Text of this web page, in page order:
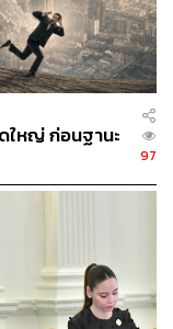
พาณิชย์เร่งอัปเดต
น 2569 ลงบน
นข้อมูลยังหยุดอยู่
าคส่วนต่างๆ
ายการ รวมถึง
ะทรวงมิได้หยิบยก
ยตรวจสอบข้อมูล
ตัวเลขสถิติเชิง
ละปัญหาเชิง
างแท้จริง
ใหญ่ ก่อนฐานะ
97